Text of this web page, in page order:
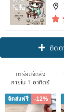
Claim
ติดต
เตรียมจัดส่ง
ภายใน 1 อาทิตย์
จัดส่งฟรี -12%